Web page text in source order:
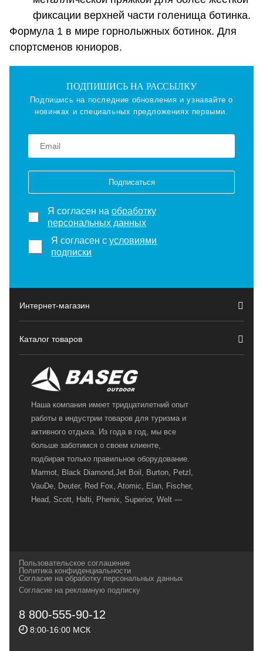
фиксации верхней части голенища ботинка.
Формула 1 в мире горнолыжных ботинок. Для
спортсменов юниоров.
ПОДПИШИСЬ НА РАССЫЛКУ
Подпишись на последние обновления и узнавайте о
новинках и специальных предложениях первыми.
Подписаться
Я согласен на обработку
персональных данных
Я согласен сусловиями
подписки
Интернет-магазин
Каталог товаров
Наша компания имеет тридцатилетний опыт
работы в индустрии товаров для туризма и
активного отдыха. Из года в год, мы все
больше заботимся о своем клиенте,
подбирая только правильное оборудование.
Marmot, Black Diamond,Jet Boil, Burton, Petzl,
VauDe, Deuter, Red Fox, Atomic, Elan, Fischer,
Head, Scott, Halti, Phenix, Superior, Welt —
и взыскательных путешественников,
спортсменов и отдыхающих.
Геннадьевич
ИНН 590300057023 ОГРН 304590319000121
Пользовательское соглашение
Политика конфиденциальности
Согласие на обработку персональных данных
Согласие на рекламную подписку
8 800-555-90-12
8:00-16:00 МСК